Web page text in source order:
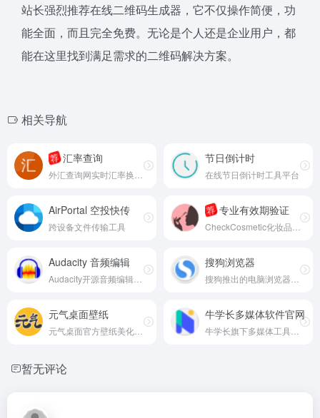
站长强烈推荐在线二维码生成器，它不仅操作简便，功
能全面，而且完全免费。无论是个人还是企业用户，都
能在这里找到满足需求的二维码解决方案。
相关导航
荐 汇率查询 节日倒计时
在线节日倒计时工具平台
AirPortal 空投快传
跨设备文件传输工具
荐 专业有效期验证
Audacity 音频编辑 搜狗浏览器
元气桌面壁纸 牛学长多媒体软件官网
暂无评论